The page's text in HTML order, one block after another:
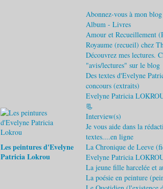
Les peintures d'Evelyne
Patricia Lokrou
Abonnez-vous à mon
Album - Livres
Amour et Recueillement
Royaume (recueil) chez
Découvrez mes lectures.
"avis/lectures" sur le blog
Des textes d'Evelyne
concours (extraits)
Evelyne Patricia
📃
Interview(s)
Je vous aide dans la
textes....en ligne
La Chronique de Leeve
Evelyne Patricia
La jeune fille harcelée et
La poésie en peinture